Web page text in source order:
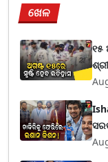
ଖେଳ
୧୫